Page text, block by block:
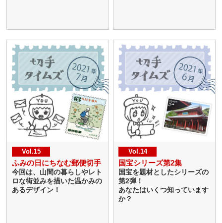
Vol.15
ふみの日にちなむ郵便切手
今回は、山間の暮らしやレト
ロな街並みを描いた温かみの
あるデザイン！
Vol.14
国宝シリーズ第2集
国宝を題材としたシリーズの
第2弾！
あなたはいくつ知っています
か？